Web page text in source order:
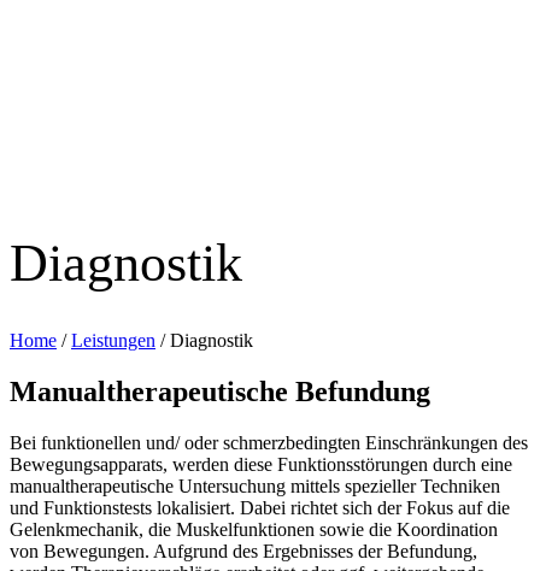
Diagnostik
Home /Leistungen /Diagnostik
Manualtherapeutische Befundung
Bei funktionellen und/ oder schmerzbedingten Einschränkungen des
Bewegungsapparats, werden diese Funktionsstörungen durch eine
manualtherapeutische Untersuchung mittels spezieller Techniken
und Funktionstests lokalisiert. Dabei richtet sich der Fokus auf die
Gelenkmechanik, die Muskelfunktionen sowie die Koordination
von Bewegungen. Aufgrund des Ergebnisses der Befundung,